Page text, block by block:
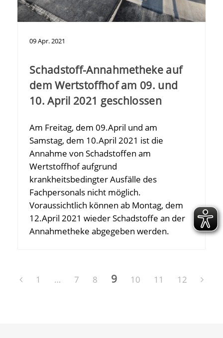
09Apr.2021
Schadstoff-Annahmetheke auf
dem Wertstoffhof am 09. und
10. April 2021 geschlossen
Am Freitag, dem 09.April und am
Samstag, dem 10.April 2021 ist die
Annahme von Schadstoffen am
Wertstoffhof aufgrund
krankheitsbedingter Ausfälle des
Fachpersonals nicht möglich.
Voraussichtlich können ab Montag, dem
12.April 2021 wieder Schadstoffe an der
Annahmetheke abgegeben werden.
1 … 7 8 9 10 11 12